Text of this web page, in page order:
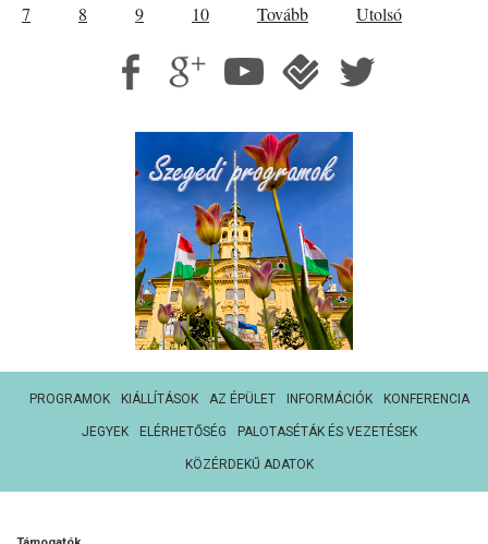
7
8 9 10 Tovább Utolsó
PROGRAMOK KIÁLLÍTÁSOK AZ ÉPÜLET INFORMÁCIÓK KONFERENCIA
JEGYEK ELÉRHETŐSÉG PALOTASÉTÁK ÉS VEZETÉSEK
KÖZÉRDEKŰ ADATOK